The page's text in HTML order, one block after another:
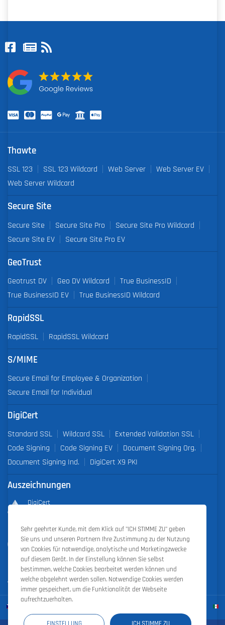
Thawte
SSL 123 SSL 123 Wildcard Web Server
Web Server EV
Web Server Wildcard
Secure Site
Secure Site Secure Site Pro
Secure Site Pro Wildcard
Secure Site EV
Secure Site Pro EV
GeoTrust
Geotrust DV Geo DV Wildcard
True BusinessID
True BusinessID EV
True BusinessID Wildcard
RapidSSL
RapidSSL RapidSSL Wildcard
S/MIME
Secure Email for Employee & Organization
Secure Email for Individual
DigiCert
Standard SSL Wildcard SSL
Extended Validation SSL
Code Signing
Code Signing EV
Document Signing Org.
Document Signing Ind.
DigiCert X9 PKI
Auszeichnungen
DigiCert
Outstanding Sales Performance Award 2018, 2019, 2020, 2021,
2022
Sehr geehrter Kunde, mit dem Klick auf "ICH STIMME ZU" geben
Sie uns und unseren Partnern Ihre Zustimmung zu der Nutzung
von Cookies für notwendige, analytische und Marketingzwecke
auf diesem Gerät. In der Einstellung können Sie selbst
bestimmen, welche Cookies bearbeitet werden können und
welche abgelehnt werden sollen. Notwendige Cookies werden
immer gespeichert, um die Funktionalität der Webseite
aufrechtzuerhalten.